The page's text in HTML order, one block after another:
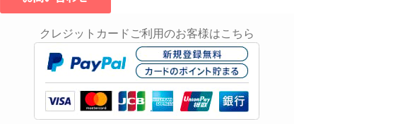
クレジットカードご利用のお客様はこちら